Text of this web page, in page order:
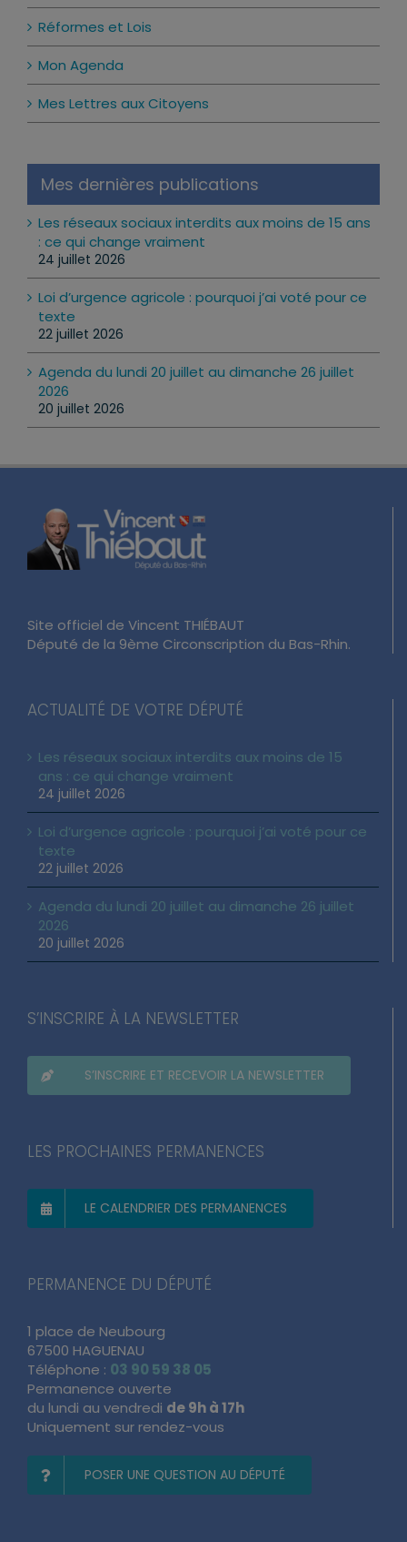
Réformes et Lois
Mon Agenda
Mes Lettres aux Citoyens
Mes dernières publications
Les réseaux sociaux interdits aux moins de 15 ans
: ce qui change vraiment
24 juillet 2026
Loi d’urgence agricole : pourquoi j’ai voté pour ce
texte
22 juillet 2026
Agenda du lundi 20 juillet au dimanche 26 juillet
2026
20 juillet 2026
Site officiel de Vincent THIÉBAUT
Député de la 9ème Circonscription du Bas-Rhin.
ACTUALITÉ DE VOTRE DÉPUTÉ
Les réseaux sociaux interdits aux moins de 15
ans : ce qui change vraiment
24 juillet 2026
Loi d’urgence agricole : pourquoi j’ai voté pour ce
texte
22 juillet 2026
Agenda du lundi 20 juillet au dimanche 26 juillet
2026
20 juillet 2026
S’INSCRIRE À LA NEWSLETTER
S’INSCRIRE ET RECEVOIR LA NEWSLETTER
LES PROCHAINES PERMANENCES
LE CALENDRIER DES PERMANENCES
PERMANENCE DU DÉPUTÉ
1 place de Neubourg
67500 HAGUENAU
Téléphone : 03 90 59 38 05
Permanence ouverte
du lundi au vendredi de 9h à 17h
Uniquement sur rendez-vous
POSER UNE QUESTION AU DÉPUTÉ